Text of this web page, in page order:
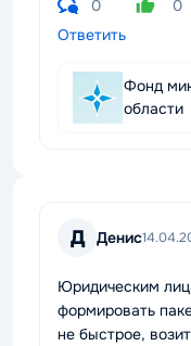
0 0
Ответить
Фонд
области
Д Денис
Юридическим
формировать
не быстрое,